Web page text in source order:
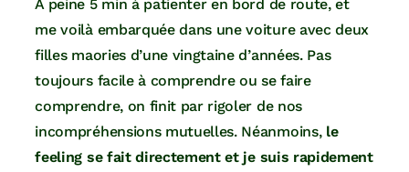
À peine 5 min à patienter en bord de route, et
me voilà embarquée dans une voiture avec deux
filles maories d’une vingtaine d’années. Pas
toujours facile à comprendre ou se faire
comprendre, on finit par rigoler de nos
incompréhensions mutuelles. Néanmoins, le
feeling se fait directement et je suis rapidement